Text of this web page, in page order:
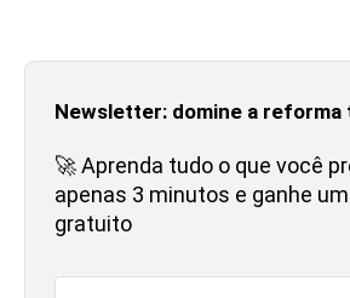
Newsletter: domine a
🚀 Aprenda tudo o que você
apenas 3 minutos e ganhe
gratuito